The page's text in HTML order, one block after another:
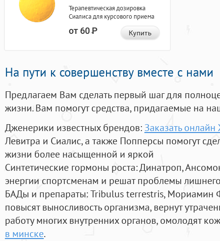
Терапевтическая дозировка
Сиалиса для курсового приема
от 60Р Купить
На пути к совершенству вместе с нами
Предлагаем Вам сделать первый шаг для
жизни. Вам помогут средства, придагаемые на
Дженерики известных брендов: Заказать
Левитра и Сиалис, а также Попперсы помогут
жизни более насыщенной и яркой
Синтетические гормоны роста: Динатроп,
энергии спортсменам и решат проблемы
БАДы и препараты:Tribulus terrestris, Мориамин
повысят выносливость организма, вернут
работу многих внутренних органов, омолодят
в минске.